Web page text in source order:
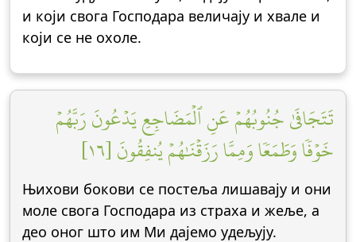
и који свога Господара величају и хвале и
који се не охоле.
تَتَجَافَىٰ جُنُوبُهُمۡ عَنِ ٱلۡمَضَاجِعِ يَدۡعُونَ رَبَّهُمۡ
خَوۡفٗا وَطَمَعٗا وَمِمَّا رَزَقۡنَٰهُمۡ يُنفِقُونَ [١٦]
Њихови бокови се постеља лишавају и они
моле свога Господара из страха и жеље, а
део оног што им Ми дајемо удељују.